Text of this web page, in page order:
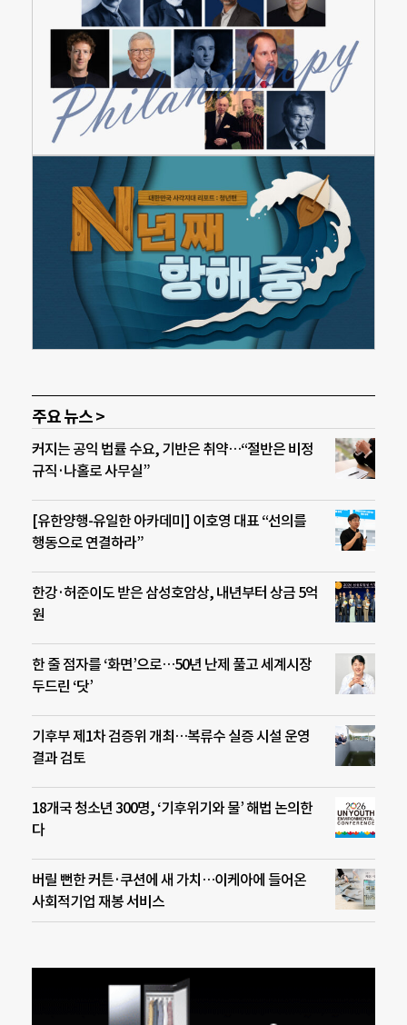
주요 뉴스 >
커지는 공익 법률 수요, 기반은 취약…“절반은 비정
규직·나홀로 사무실”
[유한양행-유일한 아카데미] 이호영 대표 “선의를
행동으로 연결하라”
한강·허준이도 받은 삼성호암상, 내년부터 상금 5억
원
한 줄 점자를 ‘화면’으로…50년 난제 풀고 세계시장
두드린 ‘닷’
기후부 제1차 검증위 개최…복류수 실증 시설 운영
결과 검토
18개국 청소년 300명, ‘기후위기와 물’ 해법 논의한
다
버릴 뻔한 커튼·쿠션에 새 가치…이케아에 들어온
사회적기업 재봉 서비스